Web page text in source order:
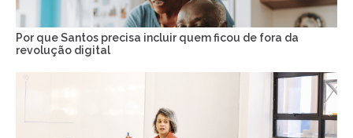
Por que Santos precisa incluir quem ficou de fora da
revolução digital